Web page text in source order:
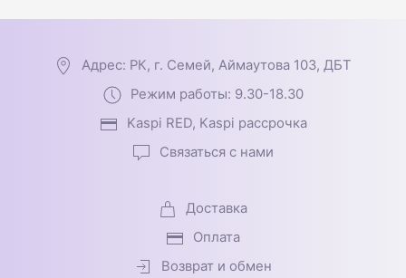
Адрес: РК, г. Семей, Аймаутова 103, ДБТ
Режим работы: 9.30-18.30
Kaspi RED, Kaspi рассрочка
Связаться с нами
Доставка
Оплата
Возврат и обмен